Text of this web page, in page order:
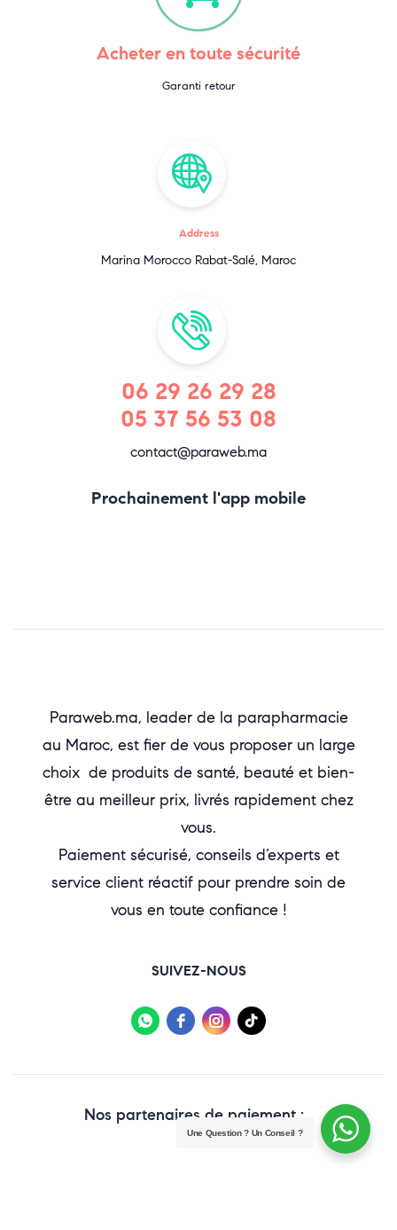
Acheter en toute sécurité
Garanti retour
Address
Marina Morocco Rabat-Salé, Maroc
06 29 26 29 28
05 37 56 53 08
contact@paraweb.ma
Prochainement l'app mobile
Paraweb.ma, leader de la parapharmacie
au Maroc, est fier de vous proposer un large
choix de produits de santé, beauté et bien-
être au meilleur prix, livrés rapidement chez
vous.
Paiement sécurisé, conseils d’experts et
service client réactif pour prendre soin de
vous en toute confiance !
SUIVEZ-NOUS
Nos partenaires de paiement :
Une Question ? Un Conseil ?